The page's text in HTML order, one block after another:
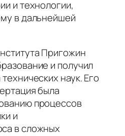
и технологии,
в дальнейшей
Пригожин
и получил
наук. Его
была
процессов
и
в сложных